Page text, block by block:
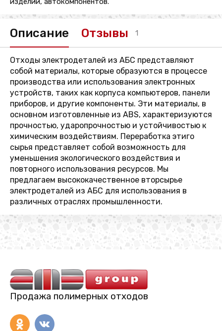
Описание Отзывы 1
Отходы электродеталей из АБС представляют
собой материалы, которые образуются в процессе
производства или использования электронных
устройств, таких как корпуса компьютеров, панели
приборов, и другие компоненты. Эти материалы, в
основном изготовленные из ABS, характеризуются
прочностью, ударопрочностью и устойчивостью к
химическим воздействиям. Переработка этиго
сырья представляет собой возможность для
уменьшения экологического воздействия и
повторного использования ресурсов. Мы
предлагаем высококачественное вторсырье
электродеталей из АБС для использования в
различных отраслях промышленности.
Продажа полимерных отходов